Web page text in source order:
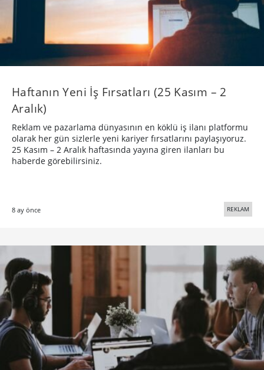
Haftanın Yeni İş Fırsatları (25 Kasım – 2
Aralık)
Reklam ve pazarlama dünyasının en köklü iş ilanı platformu
olarak her gün sizlerle yeni kariyer fırsatlarını paylaşıyoruz.
25 Kasım – 2 Aralık haftasında yayına giren ilanları bu
haberde görebilirsiniz.
8 ay önce REKLAM